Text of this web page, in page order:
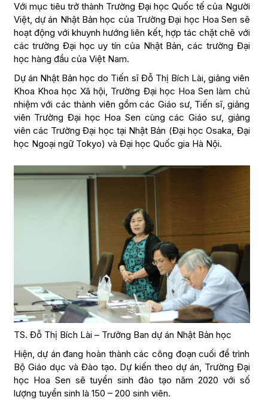
Với mục tiêu trở thành Trường Đại học Quốc tế của Người
Việt, dự án Nhật Bản học của Trường Đại học Hoa Sen sẽ
hoạt động với khuynh hướng liên kết, hợp tác chặt chẽ với
các trường Đại học uy tín của Nhật Bản, các trường Đại
học hàng đầu của Việt Nam.
Dự án Nhật Bản học do Tiến sĩ Đỗ Thị Bích Lài, giảng viên
Khoa Khoa học Xã hội, Trường Đại học Hoa Sen làm chủ
nhiệm với các thành viên gồm các Giáo sư, Tiến sĩ, giảng
viên Trường Đại học Hoa Sen cùng các Giáo sư, giảng
viên các Trường Đại học tại Nhật Bản (Đại học Osaka, Đại
học Ngoại ngữ Tokyo) và Đại học Quốc gia Hà Nội.
TS. Đỗ Thị Bích Lài – Trưởng Ban dự án Nhật Bản học
Hiện, dự án đang hoàn thành các công đoạn cuối để trình
Bộ Giáo dục và Đào tạo. Dự kiến theo dự án, Trường Đại
học Hoa Sen sẽ tuyển sinh đào tạo năm 2020 với số
lượng tuyển sinh là 150 – 200 sinh viên.